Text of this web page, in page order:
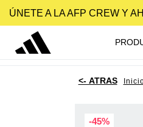
ÚNETE A LA AFP CREW Y
-45%